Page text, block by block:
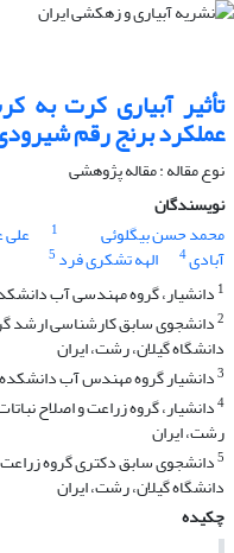
عملکرد برنج رقم
نوع مقاله : مقاله پژوهشی
نویسندگان
محمد حسن بیگلوئی
1 علی
آبادی4 الهه تشکری فرد 5
1 دانشیار، گروه مهندسی آب
2دانشجوی سابق کارشناسی ارشد
دانشگاه گیلان، رشت، ایران
3دانشیار گروه مهندس آب دانشکده
4دانشیار، گروه زراعت و اصلاح
رشت، ایران
5دانشجوی سابق دکتری گروه زراعت
دانشگاه گیلان، رشت، ایران
چکیده